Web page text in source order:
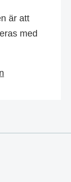
är att
med